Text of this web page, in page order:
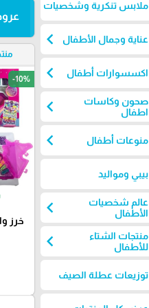
ملابس تنكرية وشخصيات
عناية وجمال الأطفال chevron_left
اكسسوارات أطفال chevron_left
صحون وكاسات
اطفال
chevron_left
منوعات أطفال chevron_left
بيبي ومواليد
عالم شخصيات
الأطفال
chevron_left
منتجات الشتاء
للأطفال
chevron_left
توزيعات عطلة الصيف
-10%
خرز